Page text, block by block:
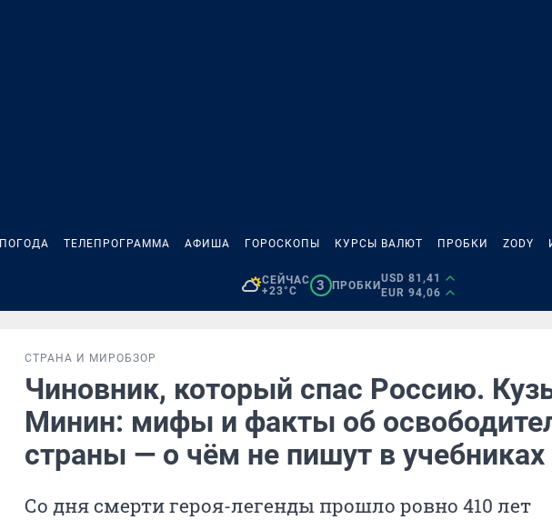
ПОГОДА ТЕЛЕПРОГРАММА АФИША ГОРОСКОПЫ КУРСЫ ВАЛЮТ ПРОБКИ ZODY
СЕЙЧАС
+23°C
3 ПРОБКИ
USD 81,41
EUR 94,06
СТРАНА И МИРОБЗОР
Чиновник, который спас Россию.
Минин: мифы и факты об
страны — о чём не пишут в учебниках
Со дня смерти героя-легенды прошло ровно 410 лет